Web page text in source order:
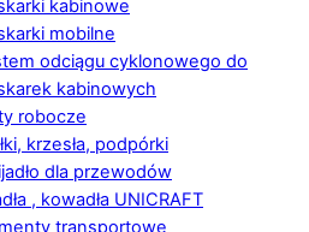
kabinowe
mobilne
odciągu cyklonowego do
kabinowych
robocze
krzesła, podpórki
dla przewodów
, kowadła UNICRAFT
transportowe